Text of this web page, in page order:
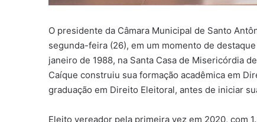
O presidente da Câmara Municipal de Santo
segunda-feira (26), em um momento de
janeiro de 1988, na Santa Casa de Misericórdia
Caíque construiu sua formação acadêmica em
graduação em Direito Eleitoral, antes de iniciar
Eleito vereador pela primeira vez em 2020, com